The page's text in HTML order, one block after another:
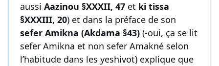
aussi Aazinou §XXXII, 47 et ki tissa
§XXXIII, 20) et dans la préface de son
sefer Amikna (Akdama §43) (-oui, ça se lit
sefer Amikna et non sefer Amakné selon
l’habitude dans les yeshivot) explique que